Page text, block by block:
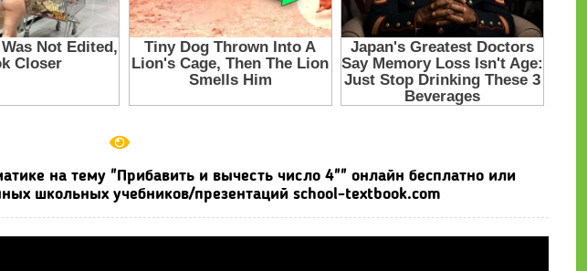
на тему "Прибавить и вычесть число 4"" онлайн бесплатно или
школьных учебников/презентаций school-textbook.com